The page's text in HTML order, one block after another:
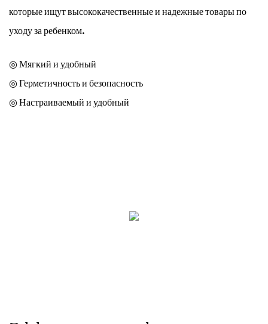
которые ищут высококачественные и надежные товары по
уходу за ребенком.
◎ Мягкий и удобный
◎ Герметичность и безопасность
◎ Настраиваемый и удобный